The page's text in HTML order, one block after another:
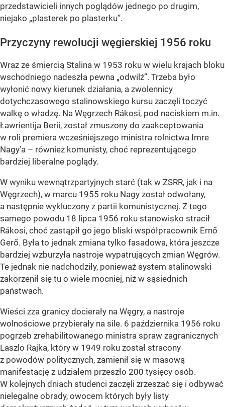
przedstawicieli innych poglądów jednego po drugim,
niejako „plasterek po plasterku”.
Przyczyny rewolucji węgierskiej 1956 roku
Wraz ze śmiercią Stalina w 1953 roku w wielu krajach bloku
wschodniego nadeszła pewna „odwilż”. Trzeba było
wyłonić nowy kierunek działania, a zwolennicy
dotychczasowego stalinowskiego kursu zaczęli toczyć
walkę o władzę. Na Węgrzech Rákosi, pod naciskiem m.in.
Ławrientija Berii, został zmuszony do zaakceptowania
w roli premiera wcześniejszego ministra rolnictwa Imre
Nagy’a – również komunisty, choć reprezentującego
bardziej liberalne poglądy.
W wyniku wewnątrzpartyjnych starć (tak w ZSRR, jak i na
Węgrzech), w marcu 1955 roku Nagy został odwołany,
a następnie wykluczony z partii komunistycznej. Z tego
samego powodu 18 lipca 1956 roku stanowisko stracił
Rákosi, choć zastąpił go jego bliski współpracownik Ernő
Gerő. Była to jednak zmiana tylko fasadowa, która jeszcze
bardziej wzburzyła nastroje wypatrujących zmian Węgrów.
Te jednak nie nadchodziły, ponieważ system stalinowski
zakorzenił się tu o wiele mocniej, niż w sąsiednich
państwach.
Wieści zza granicy docierały na Węgry, a nastroje
wolnościowe przybierały na sile. 6 października 1956 roku
pogrzeb zrehabilitowanego ministra spraw zagranicznych
Laszlo Rajka, który w 1949 roku został stracony
z powodów politycznych, zamienił się w masową
manifestację z udziałem przeszło 200 tysięcy osób.
W kolejnych dniach studenci zaczęli zrzeszać się i odbywać
nielegalne obrady, owocem których były listy